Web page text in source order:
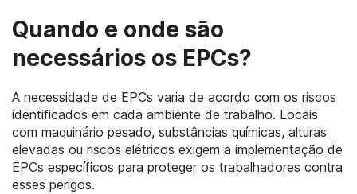
Quando e onde são
necessários os EPCs?
A necessidade de EPCs varia de acordo com os riscos
identificados em cada ambiente de trabalho. Locais
com maquinário pesado, substâncias químicas, alturas
elevadas ou riscos elétricos exigem a implementação de
EPCs específicos para proteger os trabalhadores contra
esses perigos.